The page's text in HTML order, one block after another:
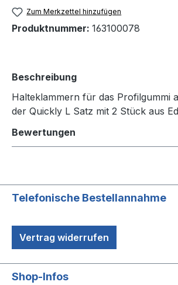
Zum Merkzettel hinzufügen
Produktnummer: 163100078
Beschreibung
Halteklammern für das Profilgummi
der Quickly L Satz mit 2 Stück aus
Bewertungen
Telefonische Bestellannahme
Vertrag widerrufen
Shop-Infos